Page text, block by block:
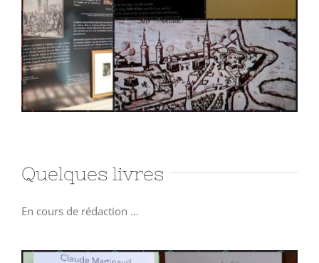
Quelques livres
En cours de rédaction …